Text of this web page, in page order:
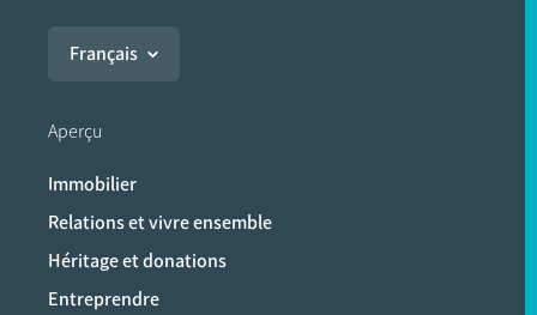
Français
Aperçu
Immobilier
Relations et vivre ensemble
Héritage et donations
Entreprendre